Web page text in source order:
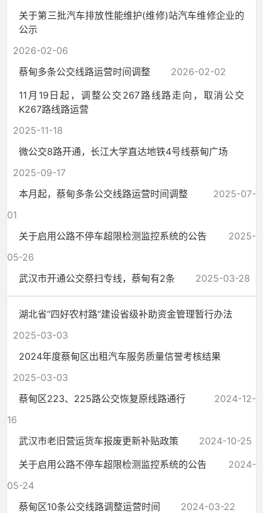
关于第三批汽车排放性能维护(维修)站汽车维修企业的
公示
2026-02-06
蔡甸多条公交线路运营时间调整
2026-02-02
11月19日起，调整公交267路线路走向，取消公交
K267路线路运营
2025-11-18
微公交8路开通，长江大学直达地铁4号线蔡甸广场
2025-09-17
本月起，蔡甸多条公交线路运营时间调整
2025-07-
01
关于启用公路不停车超限检测监控系统的公告
2025-
05-26
武汉市开通公交祭扫专线，蔡甸有2条
2025-03-28
湖北省“四好农村路”建设省级补助资金管理暂行办法
2025-03-03
2024年度蔡甸区出租汽车服务质量信誉考核结果
2025-03-03
蔡甸区223、225路公交恢复原线路通行
2024-12-
16
武汉市老旧营运货车报废更新补贴政策
2024-10-25
关于启用公路不停车超限检测监控系统的公告
2024-
05-24
蔡甸区10条公交线路调整运营时间
2024-03-22